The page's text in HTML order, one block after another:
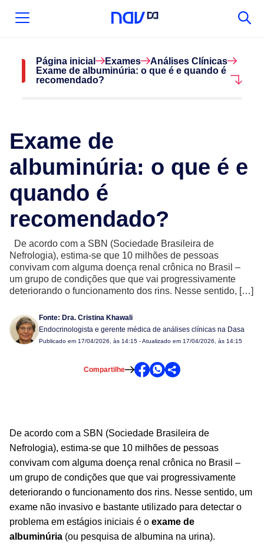
Página inicial Exames
Análises Clínicas
Exame de albuminúria: o que é e quando é
recomendado?
Exame de
albuminúria: o que é e
quando é
recomendado?
De acordo com a SBN (Sociedade Brasileira de
Nefrologia), estima-se que 10 milhões de pessoas
convivam com alguma doença renal crônica no Brasil –
um grupo de condições que que vai progressivamente
deteriorando o funcionamento dos rins. Nesse sentido, […]
Fonte: Dra. Cristina Khawali
Endocrinologista e gerente médica de análises clínicas na Dasa
Publicado em 17/04/2026, às 14:15 - Atualizado em 17/04/2026, às 14:15
Compartilhe
De acordo com a SBN (Sociedade Brasileira de
Nefrologia), estima-se que 10 milhões de pessoas
convivam com alguma doença renal crônica no Brasil –
um grupo de condições que que vai progressivamente
deteriorando o funcionamento dos rins. Nesse sentido, um
exame não invasivo e bastante utilizado para detectar o
problema em estágios iniciais é o exame de
albuminúria (ou pesquisa de albumina na urina).